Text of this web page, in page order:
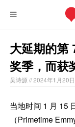
大延期的第
奖季，而获
吴诗源 // 2024年1月20
当地时间 1 月 15
（Primetime